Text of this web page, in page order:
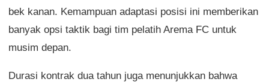
bek kanan. Kemampuan adaptasi posisi ini memberikan
banyak opsi taktik bagi tim pelatih Arema FC untuk
musim depan.
Durasi kontrak dua tahun juga menunjukkan bahwa